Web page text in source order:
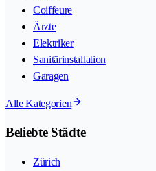
Coiffeure
Ärzte
Elektriker
Sanitärinstallation
Garagen
Alle Kategorien
Beliebte Städte
Zürich